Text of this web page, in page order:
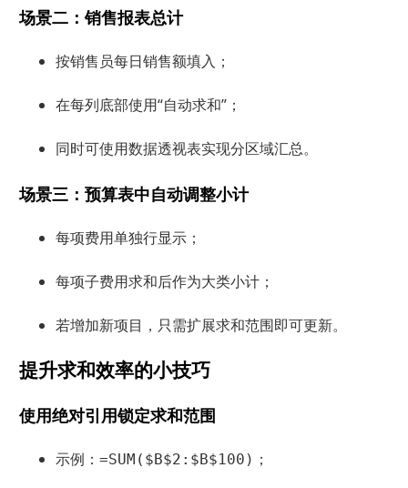
场景二：销售报表总计
按销售员每日销售额填入；
在每列底部使用“自动求和”；
同时可使用数据透视表实现分区域汇总。
场景三：预算表中自动调整小计
每项费用单独行显示；
每项子费用求和后作为大类小计；
若增加新项目，只需扩展求和范围即可更新。
提升求和效率的小技巧
使用绝对引用锁定求和范围
示例： =SUM($B$2:$B$100) ；